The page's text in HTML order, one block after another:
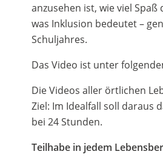
anzusehen ist, wie viel
was Inklusion bedeutet –
Schuljahres.
Das Video ist unter
Die Videos aller örtlichen
Ziel: Im Idealfall soll daraus
bei 24 Stunden.
Teilhabe in jedem